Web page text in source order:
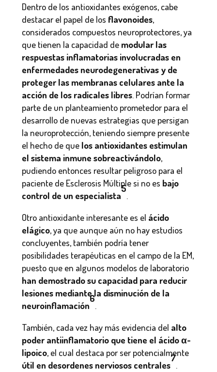
Dentro de los antioxidantes exógenos, cabe
destacar el papel de los flavonoides,
considerados compuestos neuroprotectores, ya
que tienen la capacidad de modular las
respuestas inflamatorias involucradas en
enfermedades neurodegenerativas y de
proteger las membranas celulares ante la
acción de los radicales libres. Podrían formar
parte de un planteamiento prometedor para el
desarrollo de nuevas estrategias que persigan
la neuroprotección, teniendo siempre presente
el hecho de que los antioxidantes estimulan
el sistema inmune sobreactivándolo,
pudiendo entonces resultar peligroso para el
paciente de Esclerosis Múltiple si no es bajo
control de un especialista
5
.
Otro antioxidante interesante es el ácido
elágico, ya que aunque aún no hay estudios
concluyentes, también podría tener
posibilidades terapéuticas en el campo de la EM,
puesto que en algunos modelos de laboratorio
han demostrado su capacidad para reducir
lesiones mediante la disminución de la
neuroinflamación
6
.
También, cada vez hay más evidencia del alto
poder antiinflamatorio que tiene el ácido α-
lipoico, el cual destaca por ser potencialmente
útil en desordenes nerviosos centrales
7
.